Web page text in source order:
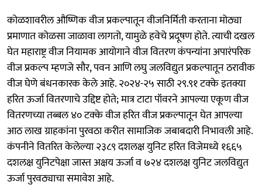
कोळशावरील औष्णिक वीज प्रकल्पातून वीजनिर्मिती करताना मोठ्या
प्रमाणात कोळसा जाळावा लागतो, यामुळे हवेचे प्रदूषण होते. त्याची दखल
घेत महाराष्ट्र वीज नियामक आयोगाने वीज वितरण कंपन्यांना अपारंपरिक
वीज प्रकल्प म्हणजे सौर, पवन आणि लघु जलविद्युत प्रकल्पातून ठरावीक
वीज घेणे बंधनकारक केले आहे. २०२४-२५ साठी २९.९१ टक्के इतक्या
हरित ऊर्जा वितरणाचे उद्दिष्ट होते; मात्र टाटा पॉवरने आपल्या एकूण वीज
वितरणच्या तब्बल ४० टक्के वीज हरित वीज प्रकल्पातून घेत आपल्या
आठ लाख ग्राहकांना पुरवठा करीत सामाजिक जबाबदारी निभावली आहे.
कंपनीने वितरित केलेल्या २३८९ दशलक्ष युनिट हरित विजेमध्ये १६६५
दशलक्ष युनिटपेक्षा जास्त अक्षय ऊर्जा व ७२४ दशलक्ष युनिट जलविद्युत
ऊर्जा पुरवठ्याचा समावेश आहे.